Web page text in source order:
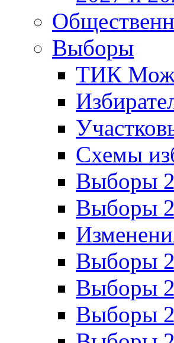
Выборы
ТИК
Схемы
Выборы
Выборы
Выборы
Выборы
Выборы